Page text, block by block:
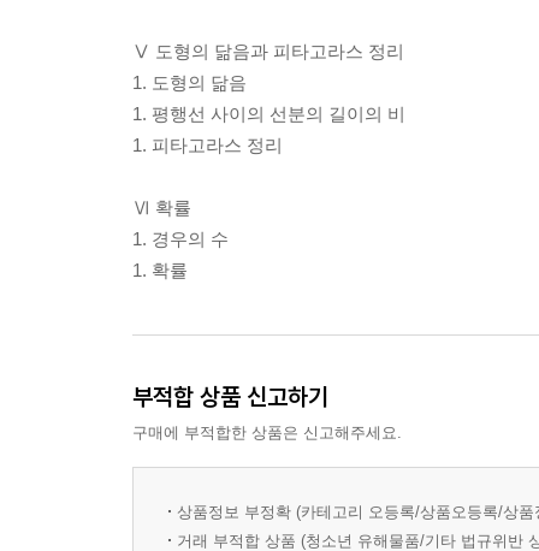
Ⅴ 도형의 닮음과 피타고라스 정리
1. 도형의 닮음
1. 평행선 사이의 선분의 길이의 비
1. 피타고라스 정리
Ⅵ 확률
1. 경우의 수
1. 확률
부적합 상품 신고하기
구매에 부적합한 상품은 신고해주세요.
상품정보 부정확 (카테고리 오등록/상품오등록/상
거래 부적합 상품 (청소년 유해물품/기타 법규위반